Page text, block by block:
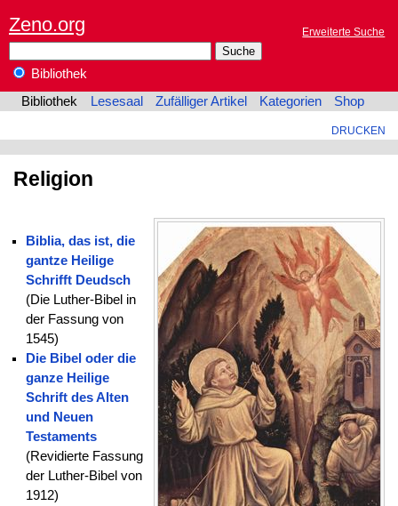
Zeno.org Erweiterte Suche
Bibliothek
Bibliothek
Lesesaal Zufälliger Artikel Kategorien Shop
DRUCKEN
Religion
Biblia, das ist, die
gantze Heilige
Schrifft Deudsch
(Die Luther-Bibel in
der Fassung von
1545)
Die Bibel oder die
ganze Heilige
Schrift des Alten
und Neuen
Testaments
(Revidierte Fassung
der Luther-Bibel von
1912)